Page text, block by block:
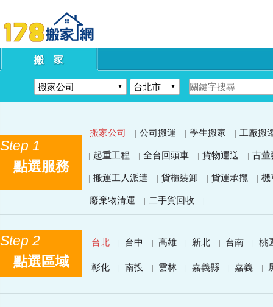
Step 1
點選服務
搬家公司 | 公司搬運 | 學生搬家 | 工廠搬
| 起重工程 | 全台回頭車 | 貨物運送 | 古董
| 搬運工人派遣 | 貨櫃裝卸 | 貨運承攬 | 機
廢棄物清運 | 二手貨回收 |
Step 2
點選區域
台北 | 台中 | 高雄 | 新北 | 台南 | 桃
彰化 | 南投 | 雲林 | 嘉義縣 | 嘉義 |